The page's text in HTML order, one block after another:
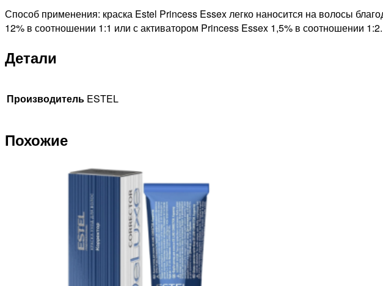
60мл
Способ применения: краска Estel Princess Essex легко наносится на волосы
12% в соотношении 1:1 или с активатором Princess Essex 1,5% в соотношении
Детали
Производитель ESTEL
Похожие